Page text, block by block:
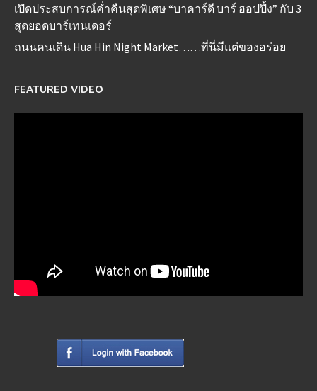
เปิดประสบการณ์ค่ำคืนสุดพิเศษ “บาคาร์ดี บาร์ ฮอปปิ้ง” กับ 3
สุดยอดบาร์เทนเดอร์
ถนนคนเดิน Hua Hin Night Market……ที่นี่มีแต่ของอร่อย
FEATURED VIDEO